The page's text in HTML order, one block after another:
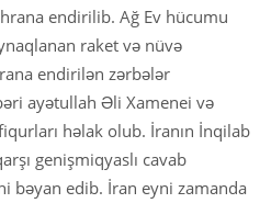
endirilib. Ağ Ev hücumu
raket və nüvə
endirilən zərbələr
ayətullah Əli Xamenei və
həlak olub. İranın İnqilab
genişmiqyaslı cavab
bəyan edib. İran eyni zamanda